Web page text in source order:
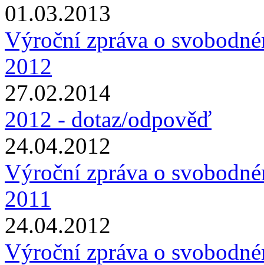
01.03.2013
Výroční zpráva o
2012
27.02.2014
2012 - dotaz/odpověď
24.04.2012
Výroční zpráva o
2011
24.04.2012
Výroční zpráva o